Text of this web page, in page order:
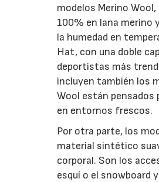
modelos Merino
100% en lana merino
la humedad en
Hat, con una doble
deportistas más
incluyen también los
Wool están pensados
en entornos frescos.
Por otra parte, los
material sintético
corporal. Son los
esquí o el snowboard